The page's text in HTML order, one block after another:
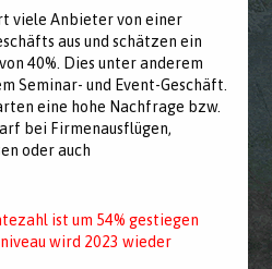
viele Anbieter von einer
aus und schätzen ein
40%. Dies unter anderem
Seminar- und Event-Geschäft.
eine hohe Nachfrage bzw.
bei Firmenausflügen,
oder auch
ist um 54% gestiegen
wird 2023 wieder